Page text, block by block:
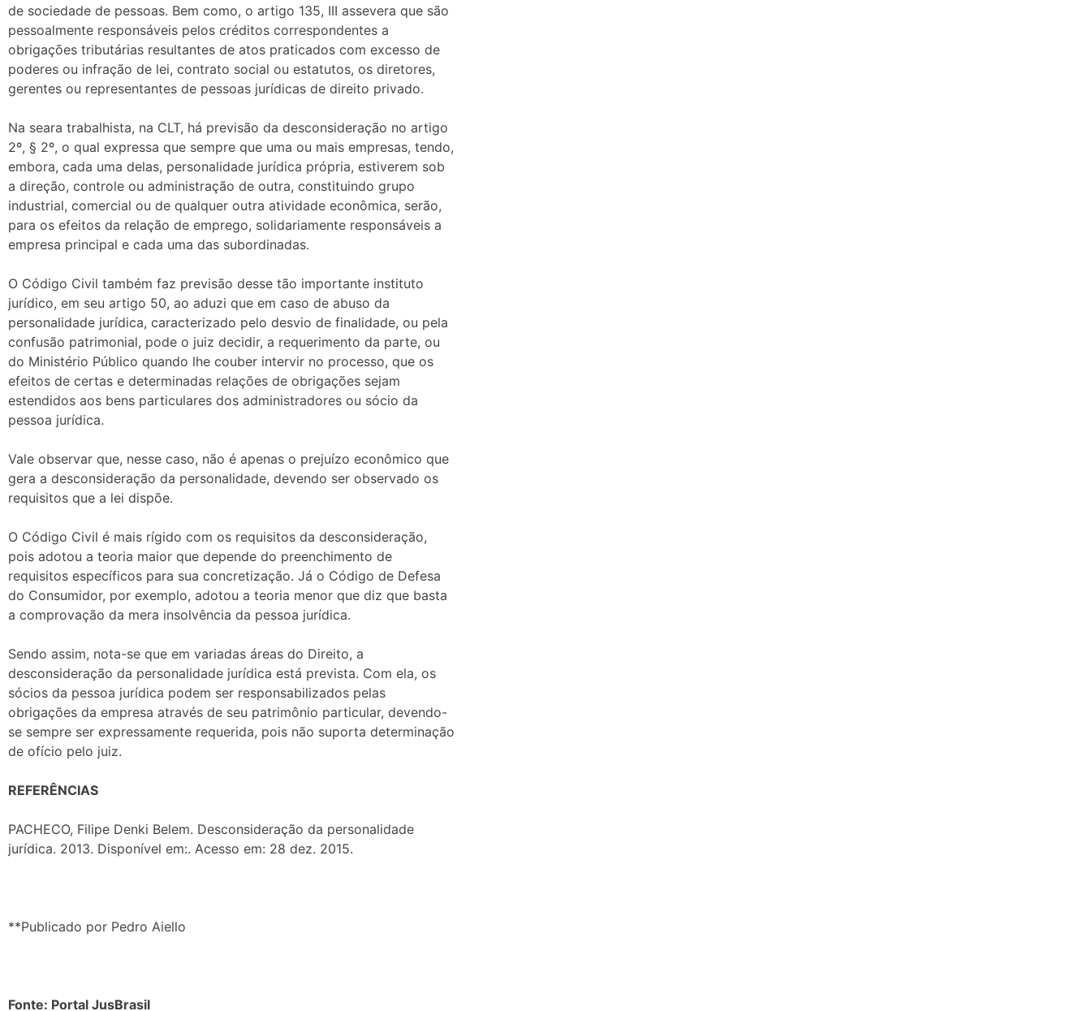
de sociedade de pessoas. Bem como, o artigo 135, III assevera que são
pessoalmente responsáveis pelos créditos correspondentes a
obrigações tributárias resultantes de atos praticados com excesso de
poderes ou infração de lei, contrato social ou estatutos, os diretores,
gerentes ou representantes de pessoas jurídicas de direito privado.
Na seara trabalhista, na CLT, há previsão da desconsideração no artigo
2º, § 2º, o qual expressa que sempre que uma ou mais empresas, tendo,
embora, cada uma delas, personalidade jurídica própria, estiverem sob
a direção, controle ou administração de outra, constituindo grupo
industrial, comercial ou de qualquer outra atividade econômica, serão,
para os efeitos da relação de emprego, solidariamente responsáveis a
empresa principal e cada uma das subordinadas.
O Código Civil também faz previsão desse tão importante instituto
jurídico, em seu artigo 50, ao aduzi que em caso de abuso da
personalidade jurídica, caracterizado pelo desvio de finalidade, ou pela
confusão patrimonial, pode o juiz decidir, a requerimento da parte, ou
do Ministério Público quando lhe couber intervir no processo, que os
efeitos de certas e determinadas relações de obrigações sejam
estendidos aos bens particulares dos administradores ou sócio da
pessoa jurídica.
Vale observar que, nesse caso, não é apenas o prejuízo econômico que
gera a desconsideração da personalidade, devendo ser observado os
requisitos que a lei dispõe.
O Código Civil é mais rígido com os requisitos da desconsideração,
pois adotou a teoria maior que depende do preenchimento de
requisitos específicos para sua concretização. Já o Código de Defesa
do Consumidor, por exemplo, adotou a teoria menor que diz que basta
a comprovação da mera insolvência da pessoa jurídica.
Sendo assim, nota-se que em variadas áreas do Direito, a
desconsideração da personalidade jurídica está prevista. Com ela, os
sócios da pessoa jurídica podem ser responsabilizados pelas
obrigações da empresa através de seu patrimônio particular, devendo-
se sempre ser expressamente requerida, pois não suporta determinação
de ofício pelo juiz.
REFERÊNCIAS
PACHECO, Filipe Denki Belem. Desconsideração da personalidade
jurídica. 2013. Disponível em:. Acesso em: 28 dez. 2015.
**Publicado por Pedro Aiello
Fonte: Portal JusBrasil